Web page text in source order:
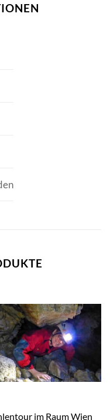
im Raum Wien